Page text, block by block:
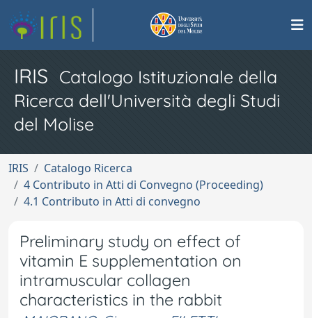
IRIS Catalogo Istituzionale della
Ricerca dell'Università degli Studi
del Molise
IRIS
Catalogo Ricerca
4 Contributo in Atti di Convegno (Proceeding)
4.1 Contributo in Atti di convegno
Preliminary study on effect of
vitamin E supplementation on
intramuscular collagen
characteristics in the rabbit